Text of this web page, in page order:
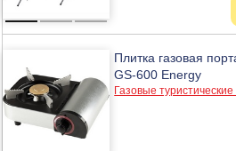
Плитка газовая
GS-600 Energy
Газовые